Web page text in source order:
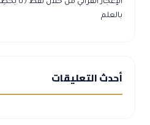
الإعجاز القرآني من خلال لفظ ﴿لَا
بالعلم
أحدث التعليقات